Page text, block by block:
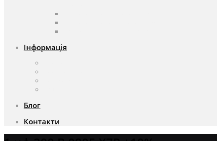
Інформація
Блог
Контакти